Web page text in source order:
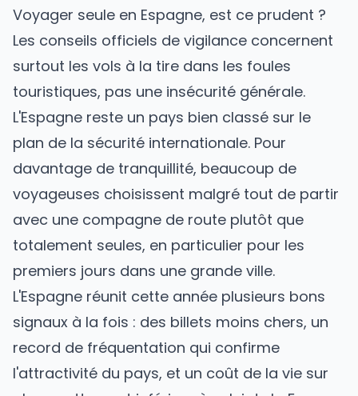
Voyager seule en Espagne, est ce prudent ?
Les conseils officiels de vigilance concernent
surtout les vols à la tire dans les foules
touristiques, pas une insécurité générale.
L'Espagne reste un pays bien classé sur le
plan de la sécurité internationale. Pour
davantage de tranquillité, beaucoup de
voyageuses choisissent malgré tout de partir
avec une compagne de route plutôt que
totalement seules, en particulier pour les
premiers jours dans une grande ville.
L'Espagne réunit cette année plusieurs bons
signaux à la fois : des billets moins chers, un
record de fréquentation qui confirme
l'attractivité du pays, et un coût de la vie sur